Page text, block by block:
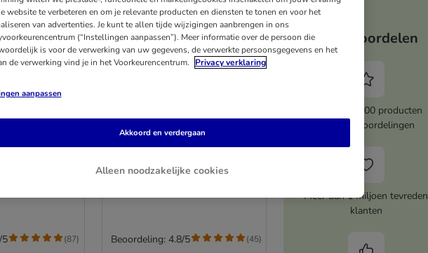
Adult 1-
5 (87)
Hill's Science Plan Mature
Adult Large met Kip
14 kg + 4 kg gratis
Beoordeling: 4.8/5 (45)
Jouw voordelen
Meer dan 8000 producten
met topbeoordelingen
Meer dan 1 miljoen tevreden
klanten
website te verbeteren en om je relevante producten en diensten te tonen en voor het
van advertenties. Je kunt te allen tijde wijzigingen aanbrengen in ons
(“Instellingen aanpassen”). Meer informatie over de persoon die
is voor de verwerking van uw gegevens, de verwerkte persoonsgegevens en het
de verwerking vind je in het Voorkeurencentrum.
Privacy verklaring
aanpassen
Alleen noodzakelijke cookies
Akkoord en verdergaan